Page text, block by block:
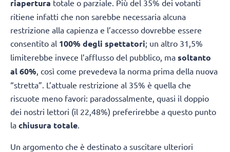
riapertura totale o parziale. Più del 35% dei votanti
ritiene infatti che non sarebbe necessaria alcuna
restrizione alla capienza e l’accesso dovrebbe essere
consentito al 100% degli spettatori; un altro 31,5%
limiterebbe invece l’afflusso del pubblico, ma soltanto
al 60%, così come prevedeva la norma prima della nuova
“stretta”. L’attuale restrizione al 35% è quella che
riscuote meno favori: paradossalmente, quasi il doppio
dei nostri lettori (il 22,48%) preferirebbe a questo punto
la chiusura totale.
Un argomento che è destinato a suscitare ulteriori